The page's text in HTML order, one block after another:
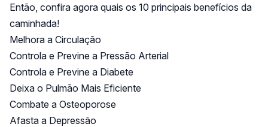
Então, confira agora quais os 10 principais benefícios da
caminhada!
Melhora a Circulação
Controla e Previne a Pressão Arterial
Controla e Previne a Diabete
Deixa o Pulmão Mais Eficiente
Combate a Osteoporose
Afasta a Depressão